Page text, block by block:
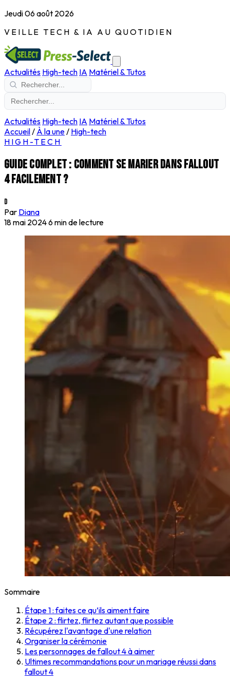
Jeudi 06 août 2026
VEILLE TECH & IA AU QUOTIDIEN
Actualités High-tech IA Matériel & Tutos
Actualités High-tech IA Matériel & Tutos
Accueil/ À la une/ High-tech
HIGH-TECH
Guide complet : Comment se marier dans Fallout
4 facilement ?
D
Par Diana
18 mai 20246 min de lecture
Sommaire
Étape 1 : faites ce qu’ils aiment faire
Étape 2 : flirtez, flirtez autant que possible
Récupérez l'avantage d'une relation
Organiser la cérémonie
Les personnages de fallout 4 à aimer
Ultimes recommandations pour un mariage réussi dans
fallout 4